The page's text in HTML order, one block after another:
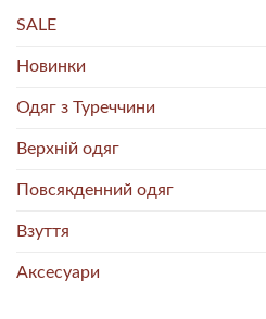
SALE
Новинки
Одяг з Туреччини
Верхній одяг
Повсякденний одяг
Взуття
Аксесуари